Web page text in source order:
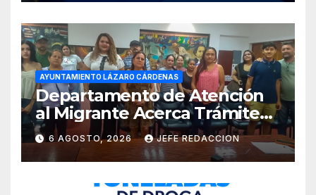
AYUNTAMIENTO LÁZARO CÁRDENAS
Departamento de Atención
al Migrante Acerca Trámite
de Pasaportes
Estadounidenses a
Residentes de Lázaro
Cárdenas
6 AGOSTO, 2026 JEFE REDACCION